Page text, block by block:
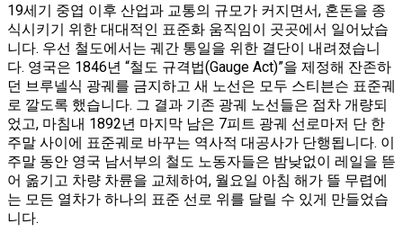
19세기 중엽 이후 산업과 교통의 규모가 커지면서, 혼돈을 종
식시키기 위한 대대적인 표준화 움직임이 곳곳에서 일어났습
니다. 우선 철도에서는 궤간 통일을 위한 결단이 내려졌습니
다. 영국은 1846년 “철도 규격법(Gauge Act)”을 제정해 잔존하
던 브루넬식 광궤를 금지하고 새 노선은 모두 스티븐슨 표준궤
로 깔도록 했습니다​. 그 결과 기존 광궤 노선들은 점차 개량되
었고, 마침내 1892년 마지막 남은 7피트 광궤 선로마저 단 한
주말 사이에 표준궤로 바꾸는 역사적 대공사가 단행됩니다​. 이
주말 동안 영국 남서부의 철도 노동자들은 밤낮없이 레일을 뜯
어 옮기고 차량 차륜을 교체하여, 월요일 아침 해가 뜰 무렵에
는 모든 열차가 하나의 표준 선로 위를 달릴 수 있게 만들었습
니다.